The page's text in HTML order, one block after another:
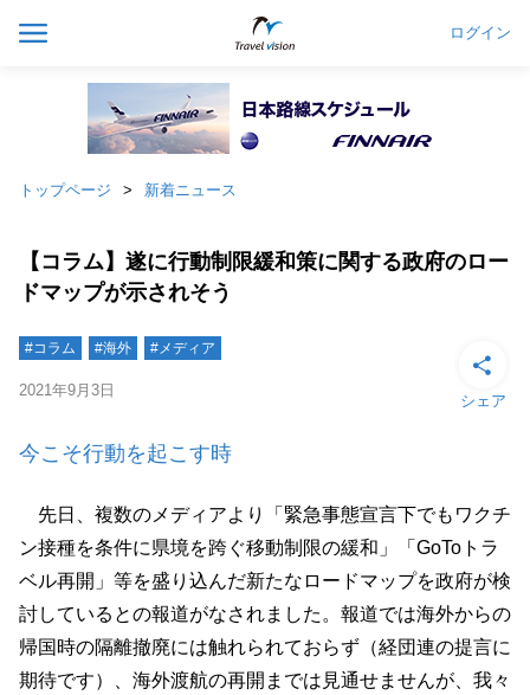
ログイン
トップページ 新着ニュース
【コラム】遂に行動制限緩和策に関する政府のロー
ドマップが示されそう
#コラム #海外 #メディア
2021年9月3日
シェア
今こそ行動を起こす時
先日、複数のメディアより「緊急事態宣言下でもワクチ
ン接種を条件に県境を跨ぐ移動制限の緩和」「GoToトラ
ベル再開」等を盛り込んだ新たなロードマップを政府が検
討しているとの報道がなされました。報道では海外からの
帰国時の隔離撤廃には触れられておらず（経団連の提言に
期待です）、海外渡航の再開までは見通せませんが、我々